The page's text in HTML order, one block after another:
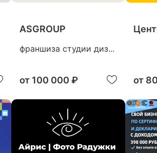
ASGROUP
франшиза студии диз...
от 100 000 ₽ от